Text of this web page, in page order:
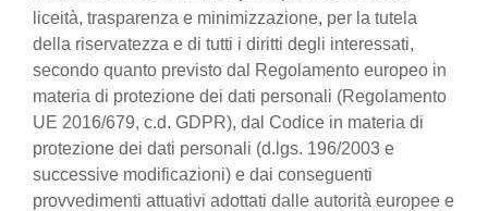
liceità, trasparenza e minimizzazione, per la tutela
della riservatezza e di tutti i diritti degli interessati,
secondo quanto previsto dal Regolamento europeo in
materia di protezione dei dati personali (Regolamento
UE 2016/679, c.d. GDPR), dal Codice in materia di
protezione dei dati personali (d.lgs. 196/2003 e
successive modificazioni) e dai conseguenti
provvedimenti attuativi adottati dalle autorità europee e